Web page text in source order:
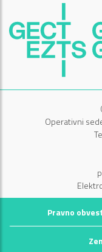
Operativni
Pravno